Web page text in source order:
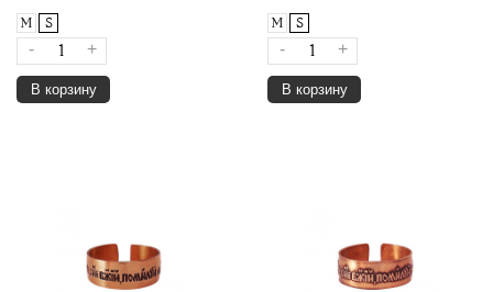
M S
- +
В корзину
M S
- +
В корзину